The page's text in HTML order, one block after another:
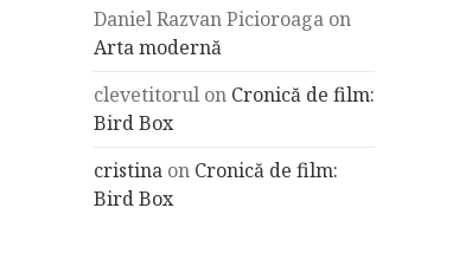
Daniel Razvan Picioroaga on
Arta modernă
clevetitorul on Cronică de film:
Bird Box
cristina on Cronică de film:
Bird Box